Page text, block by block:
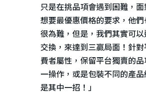
只是在挑品項會遇到困難，
想要最優惠價格的要求，他
很為難，但是，我們其實可
交換，來達到三贏局面！針
費者屬性，保留平台獨賣的
一操作，或是包裝不同的產
是其中一招！」